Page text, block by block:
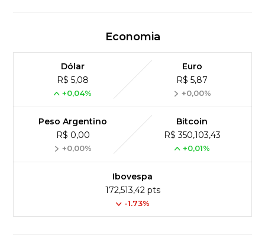
Economia
Dólar
R$ 5,08
+0,04%
Euro
R$ 5,87
+0,00%
Peso Argentino
R$ 0,00
+0,00%
Bitcoin
R$ 350,103,43
+0,01%
Ibovespa
172,513,42 pts
-1.73%